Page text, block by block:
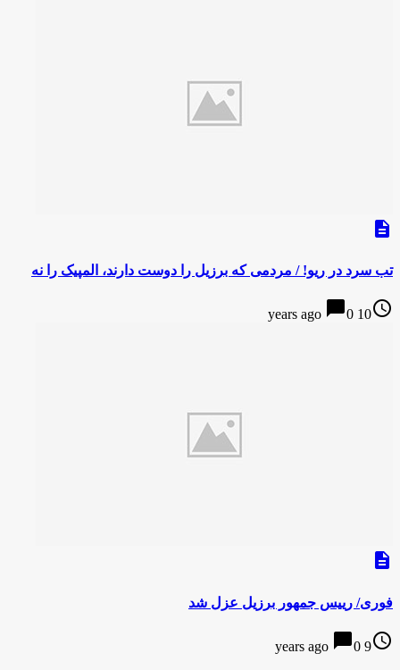
description
تب سرد در ریو! / مردمی که برزیل را دوست دارند، المپیک را نه
access_time
10 years ago
chat_bubble0
description
فوری/ رییس جمهور برزیل عزل شد
access_time
9 years ago
chat_bubble0